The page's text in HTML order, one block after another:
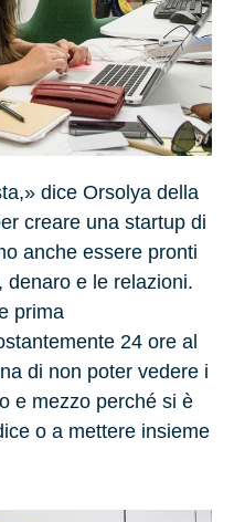
dice Orsolya della
creare una startup di
anche essere pronti
denaro e le relazioni.
prima
24 ore al
di non poter vedere i
e mezzo perché si è
o a mettere insieme